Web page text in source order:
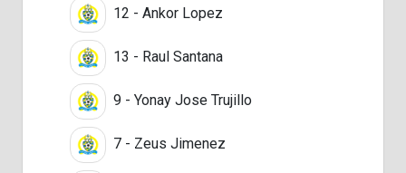
12 - Ankor Lopez
13 - Raul Santana
9 - Yonay Jose Trujillo
7 - Zeus Jimenez